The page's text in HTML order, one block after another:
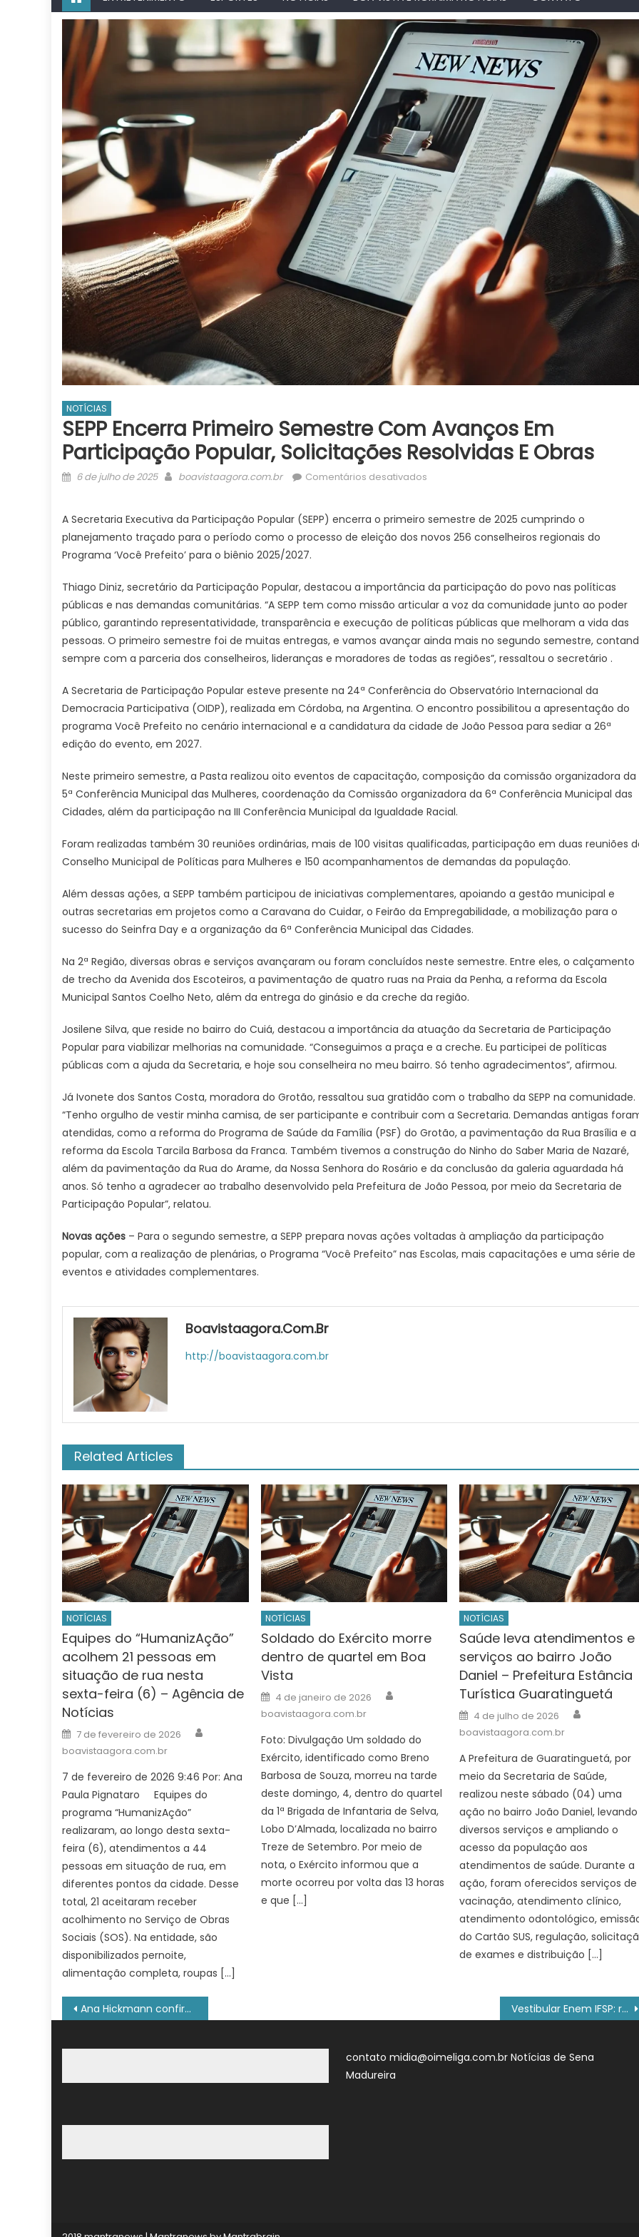
NOTÍCIAS
SEPP Encerra Primeiro Semestre Com Avanços Em
Participação Popular, Solicitações Resolvidas E Obras
Posted
6 de julho de 2025 Author
boavistaagora.com.br Comentários desativados
primeiro
semestre
em
participação
popular,
solicitações
resolvidas
obras
A Secretaria Executiva da Participação Popular (SEPP) encerra o primeiro semestre de 2025 cumprindo o
planejamento traçado para o período como o processo de eleição dos novos 256 conselheiros regionais do
Programa ‘Você Prefeito’ para o biênio 2025/2027.
Thiago Diniz, secretário da Participação Popular, destacou a importância da participação do povo nas políticas
públicas e nas demandas comunitárias. “A SEPP tem como missão articular a voz da comunidade junto ao poder
público, garantindo representatividade, transparência e execução de políticas públicas que melhoram a vida das
pessoas. O primeiro semestre foi de muitas entregas, e vamos avançar ainda mais no segundo semestre,
sempre com a parceria dos conselheiros, lideranças e moradores de todas as regiões”, ressaltou o secretário .
A Secretaria de Participação Popular esteve presente na 24ª Conferência do Observatório Internacional da
Democracia Participativa (OIDP), realizada em Córdoba, na Argentina. O encontro possibilitou a apresentação do
programa Você Prefeito no cenário internacional e a candidatura da cidade de João Pessoa para sediar a 26ª
edição do evento, em 2027.
Neste primeiro semestre, a Pasta realizou oito eventos de capacitação, composição da comissão organizadora da
5ª Conferência Municipal das Mulheres, coordenação da Comissão organizadora da 6ª Conferência Municipal das
Cidades, além da participação na III Conferência Municipal da Igualdade Racial.
Foram realizadas também 30 reuniões ordinárias, mais de 100 visitas qualificadas, participação em duas reuniões
Conselho Municipal de Políticas para Mulheres e 150 acompanhamentos de demandas da população.
Além dessas ações, a SEPP também participou de iniciativas complementares, apoiando a gestão municipal e
outras secretarias em projetos como a Caravana do Cuidar, o Feirão da Empregabilidade, a mobilização para o
sucesso do Seinfra Day e a organização da 6ª Conferência Municipal das Cidades.
Na 2ª Região, diversas obras e serviços avançaram ou foram concluídos neste semestre. Entre eles, o calçamento
de trecho da Avenida dos Escoteiros, a pavimentação de quatro ruas na Praia da Penha, a reforma da Escola
Municipal Santos Coelho Neto, além da entrega do ginásio e da creche da região.
Josilene Silva, que reside no bairro do Cuiá, destacou a importância da atuação da Secretaria de Participação
Popular para viabilizar melhorias na comunidade. “Conseguimos a praça e a creche. Eu participei de políticas
públicas com a ajuda da Secretaria, e hoje sou conselheira no meu bairro. Só tenho agradecimentos”, afirmou.
Já Ivonete dos Santos Costa, moradora do Grotão, ressaltou sua gratidão com o trabalho da SEPP na comunidade.
“Tenho orgulho de vestir minha camisa, de ser participante e contribuir com a Secretaria. Demandas antigas
atendidas, como a reforma do Programa de Saúde da Família (PSF) do Grotão, a pavimentação da Rua Brasília e a
reforma da Escola Tarcila Barbosa da Franca. Também tivemos a construção do Ninho do Saber Maria de Nazaré,
além da pavimentação da Rua do Arame, da Nossa Senhora do Rosário e da conclusão da galeria aguardada há
anos. Só tenho a agradecer ao trabalho desenvolvido pela Prefeitura de João Pessoa, por meio da Secretaria de
Participação Popular”, relatou.
Novas ações – Para o segundo semestre, a SEPP prepara novas ações voltadas à ampliação da participação
popular, com a realização de plenárias, o Programa “Você Prefeito” nas Escolas, mais capacitações e uma série de
eventos e atividades complementares.
Boavistaagora.com.br
http://boavistaagora.com.br
Related Articles
NOTÍCIAS
Equipes do “HumanizAção”
acolhem 21 pessoas em
situação de rua nesta
sexta-feira (6) – Agência de
Notícias
Posted
on
7 de fevereiro de 2026
boavistaagora.com.br
7 de fevereiro de 2026 9:46 Por: Ana
Paula Pignataro Equipes do
programa “HumanizAção”
realizaram, ao longo desta sexta-
feira (6), atendimentos a 44
pessoas em situação de rua, em
diferentes pontos da cidade. Desse
total, 21 aceitaram receber
acolhimento no Serviço de Obras
Sociais (SOS). Na entidade, são
disponibilizados pernoite,
alimentação completa, roupas […]
NOTÍCIAS
Soldado do Exército morre
dentro de quartel em Boa
Vista
Posted
on
4 de janeiro de 2026
boavistaagora.com.br
Foto: Divulgação Um soldado do
Exército, identificado como Breno
Barbosa de Souza, morreu na tarde
deste domingo, 4, dentro do quartel
da 1ª Brigada de Infantaria de Selva,
Lobo D’Almada, localizada no bairro
Treze de Setembro. Por meio de
nota, o Exército informou que a
morte ocorreu por volta das 13 horas
e que […]
NOTÍCIAS
Saúde leva atendimentos e
serviços ao bairro João
Daniel – Prefeitura Estância
Turística Guaratinguetá
Posted
on
4 de julho de 2026
boavistaagora.com.br
A Prefeitura de Guaratinguetá, por
meio da Secretaria de Saúde,
realizou neste sábado (04) uma
ação no bairro João Daniel, levando
diversos serviços e ampliando o
acesso da população aos
atendimentos de saúde. Durante a
ação, foram oferecidos serviços de
vacinação, atendimento clínico,
atendimento odontológico,
do Cartão SUS, regulação,
de exames e distribuição […]
Navegação
de
Post
Ana Hickmann confirma cirurgia às pressas em Edu Guedes após diagnóstico de câncer Vestibular Enem IFSP: resultado final da banca de heteroidentificação – IFSP
contato midia@oimeliga.com.brNotícias de Sena
Madureira